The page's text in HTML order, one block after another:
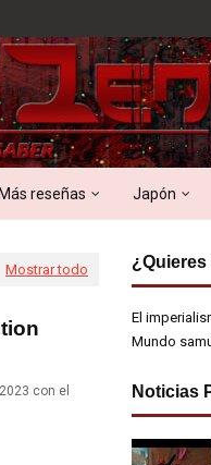
Más reseñas Japón
Mostrar todo
con el
El
Mundo
Noticias